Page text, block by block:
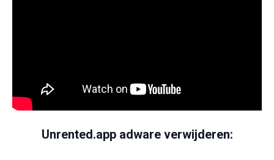
Unrented.app adware verwijderen: